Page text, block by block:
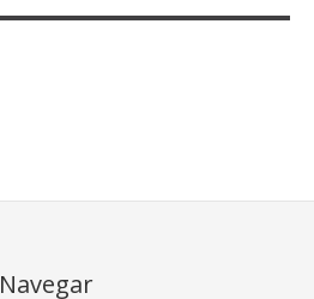
Navegar